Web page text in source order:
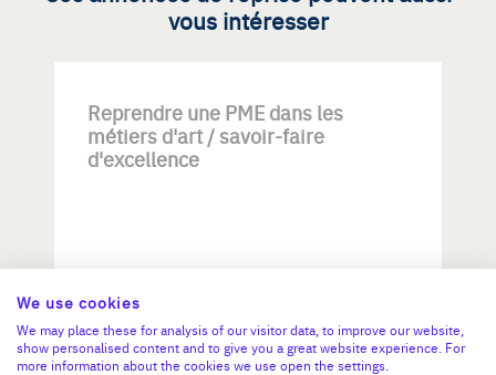
vous intéresser
Reprendre une PME dans les
métiers d'art / savoir-faire
d'excellence
Investissement max:
>2 M€ et <= 5 M€
We use cookies
We may place these for analysis of our visitor data, to improve our website,
show personalised content and to give you a great website experience. For
more information about the cookies we use open the settings.